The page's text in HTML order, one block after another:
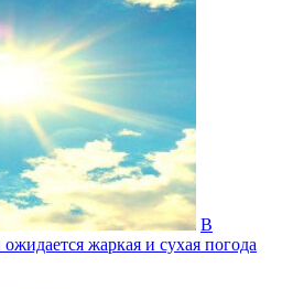
В
жаркая и сухая погода